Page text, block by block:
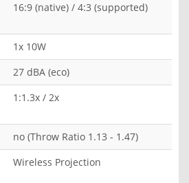
16:9 (native) / 4:3 (supported)
1x 10W
27 dBA (eco)
1:1.3x / 2x
no (Throw Ratio 1.13 - 1.47)
Wireless Projection